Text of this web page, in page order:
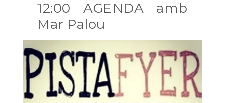
12:00 AGENDA amb
Mar Palou